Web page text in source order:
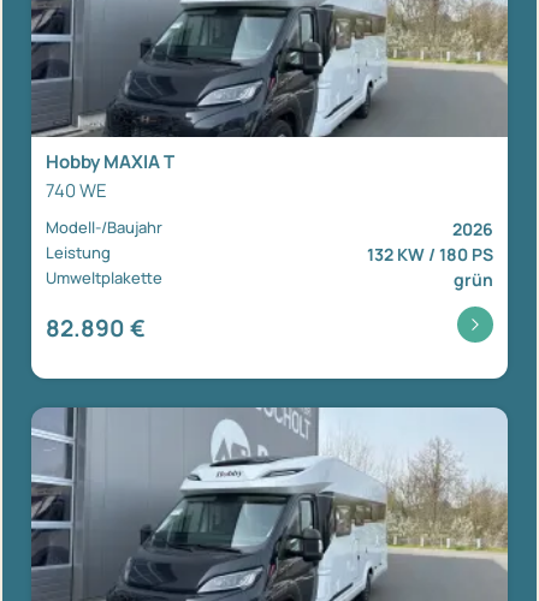
Hobby MAXIA T
740 WE
Modell-/Baujahr 2026
Leistung 132 KW / 180 PS
Umweltplakette grün
82.890 €